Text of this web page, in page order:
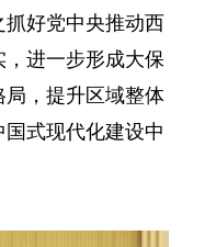
好党中央推动西
进一步形成大保
，提升区域整体
式现代化建设中